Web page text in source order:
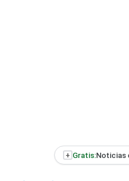
+ Gratis:Noticias